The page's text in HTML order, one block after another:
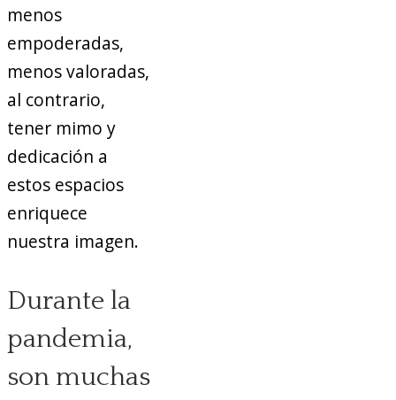
menos
empoderadas,
menos valoradas,
al contrario,
tener mimo y
dedicación a
estos espacios
enriquece
nuestra imagen.
Durante la
pandemia,
son muchas